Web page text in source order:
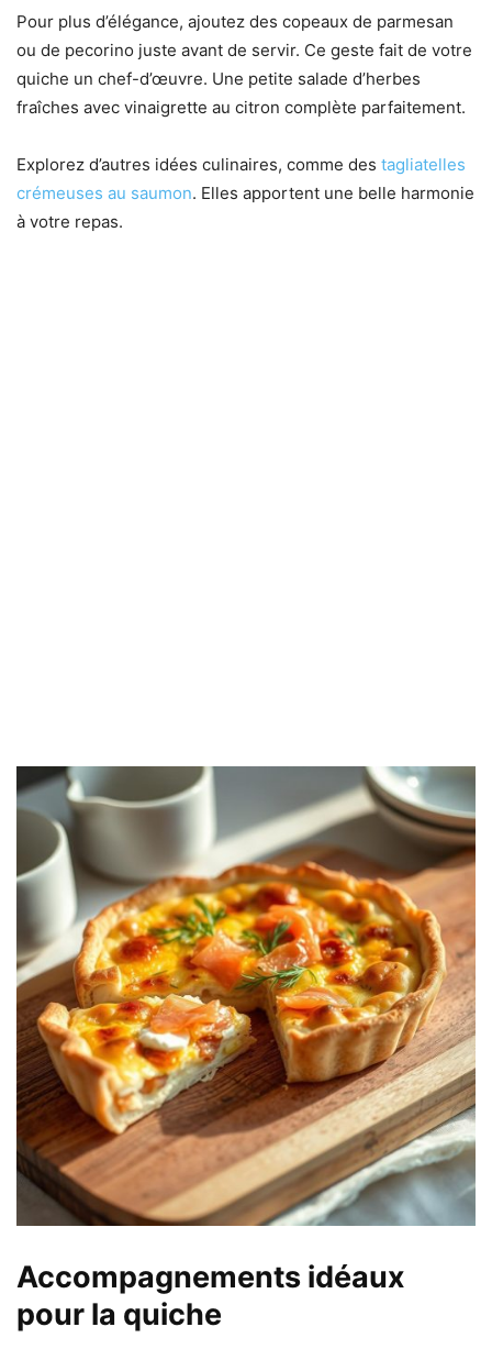
Pour plus d’élégance, ajoutez des copeaux de parmesan
ou de pecorino juste avant de servir. Ce geste fait de votre
quiche un chef-d’œuvre. Une petite salade d’herbes
fraîches avec vinaigrette au citron complète parfaitement.
Explorez d’autres idées culinaires, comme des tagliatelles
crémeuses au saumon. Elles apportent une belle harmonie
à votre repas.
Accompagnements idéaux
pour la quiche